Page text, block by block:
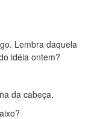
Lembra daquela
idéia ontem?
da cabeça.